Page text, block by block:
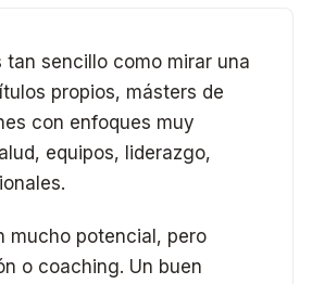
tan sencillo como mirar una
propios, másters de
con enfoques muy
equipos, liderazgo,
mucho potencial, pero
o coaching. Un buen